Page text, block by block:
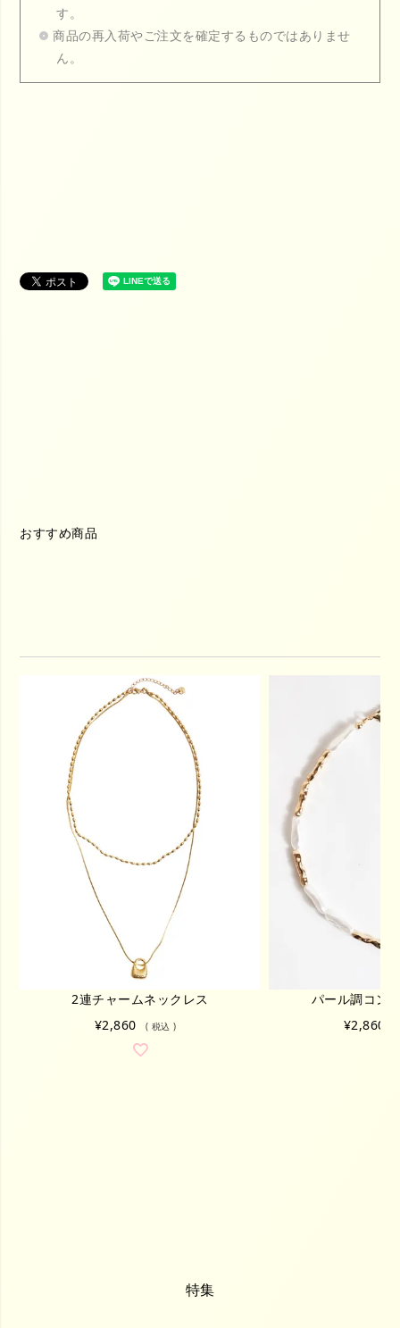
す。
商品の再入荷やご注文を確定するものではありませ
ん。
おすすめ商品
2連チャームネックレス
¥2,860 税込
パール調コン
¥2,860
特集